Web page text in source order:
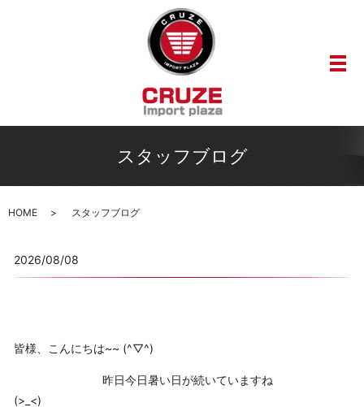
メ
スタッフブログ
HOME スタッフブログ
2026/08/08
皆様、こんにちは~~ (^▽^)
昨日今日暑い日が続いていますね